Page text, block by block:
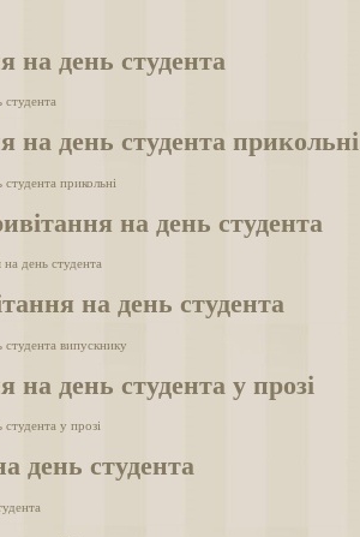
на день студента
студента
на день студента прикольні
прикольні
на день студента
на день студента
на день студента
випускнику
на день студента у прозі
у прозі
день студента